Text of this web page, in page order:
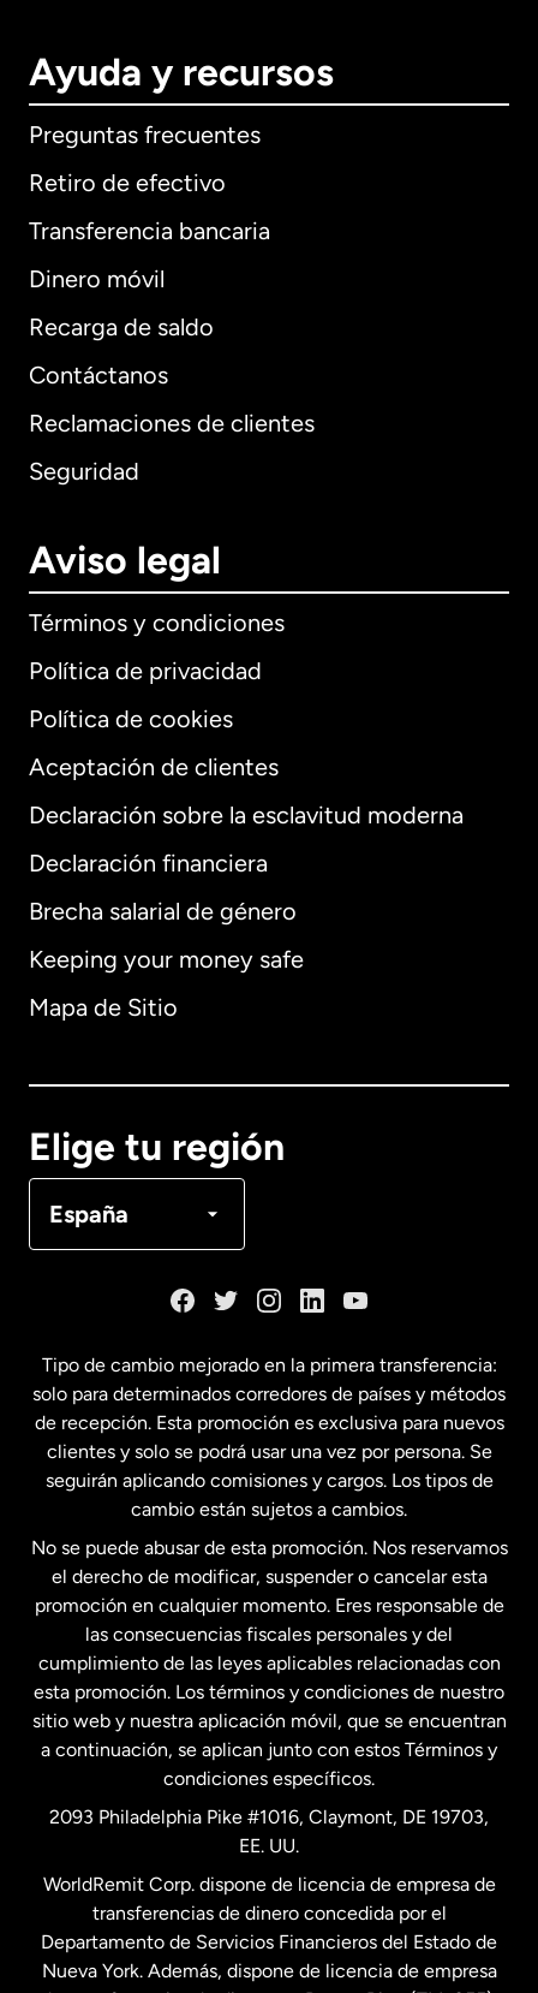
Ayuda y recursos
Preguntas frecuentes
Retiro de efectivo
Transferencia bancaria
Dinero móvil
Recarga de saldo
Contáctanos
Reclamaciones de clientes
Seguridad
Aviso legal
Términos y condiciones
Política de privacidad
Política de cookies
Aceptación de clientes
Declaración sobre la esclavitud moderna
Declaración financiera
Brecha salarial de género
Keeping your money safe
Mapa de Sitio
Elige tu región
España
Internacional English
Alemania
Français
Estados Unidos English
Estados Unidos Español
Francia
Malasia
Nueva Zelanda
Países Bajos
Suecia
Tipo de cambio mejorado en la primera transferencia:
solo para determinados corredores de países y métodos
de recepción. Esta promoción es exclusiva para nuevos
clientes y solo se podrá usar una vez por persona. Se
seguirán aplicando comisiones y cargos. Los tipos de
cambio están sujetos a cambios.
No se puede abusar de esta promoción. Nos reservamos
el derecho de modificar, suspender o cancelar esta
promoción en cualquier momento. Eres responsable de
las consecuencias fiscales personales y del
cumplimiento de las leyes aplicables relacionadas con
esta promoción. Los términos y condiciones de nuestro
sitio web y nuestra aplicación móvil, que se encuentran
a continuación, se aplican junto con estos Términos y
condiciones específicos.
2093 Philadelphia Pike #1016, Claymont, DE 19703,
EE. UU.
WorldRemit Corp. dispone de licencia de empresa de
transferencias de dinero concedida por el
Departamento de Servicios Financieros del Estado de
Nueva York. Además, dispone de licencia de empresa